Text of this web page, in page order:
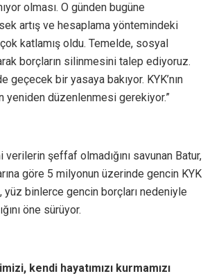
olması. O günden bugüne
artış ve hesaplama yöntemindeki
katlamış oldu. Temelde, sosyal
borçların silinmesini talep ediyoruz.
geçecek bir yasaya bakıyor. KYK’nın
yeniden düzenlenmesi gerekiyor.”
şeffaf olmadığını savunan Batur,
göre 5 milyonun üzerinde gencin KYK
yüz binlerce gencin borçları nedeniyle
öne sürüyor.
kendi hayatımızı kurmamızı